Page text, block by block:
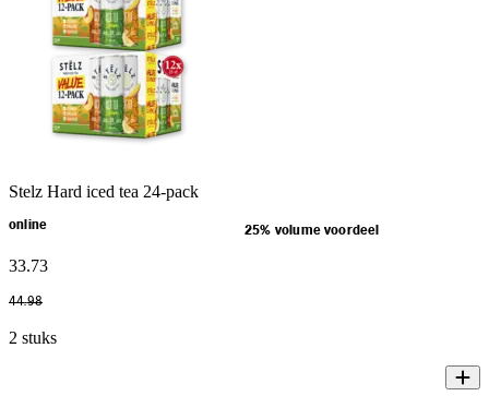
Stelz Hard iced tea 24-pack
online 25% volume voordeel
33.73
44.98
2 stuks